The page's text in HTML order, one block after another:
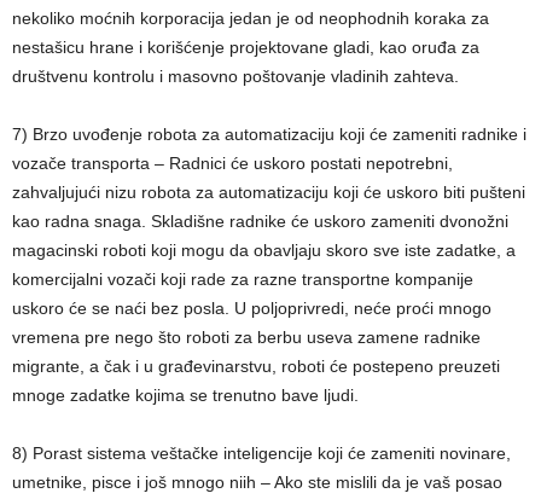
nekoliko moćnih korporacija jedan je od neophodnih koraka za
nestašicu hrane i korišćenje projektovane gladi, kao oruđa za
društvenu kontrolu i masovno poštovanje vladinih zahteva.
7) Brzo uvođenje robota za automatizaciju koji će zameniti radnike i
vozače transporta – Radnici će uskoro postati nepotrebni,
zahvaljujući nizu robota za automatizaciju koji će uskoro biti pušteni
kao radna snaga. Skladišne radnike će uskoro zameniti dvonožni
magacinski roboti koji mogu da obavljaju skoro sve iste zadatke, a
komercijalni vozači koji rade za razne transportne kompanije
uskoro će se naći bez posla. U poljoprivredi, neće proći mnogo
vremena pre nego što roboti za berbu useva zamene radnike
migrante, a čak i u građevinarstvu, roboti će postepeno preuzeti
mnoge zadatke kojima se trenutno bave ljudi.
8) Porast sistema veštačke inteligencije koji će zameniti novinare,
umetnike, pisce i još mnogo niih – Ako ste mislili da je vaš posao